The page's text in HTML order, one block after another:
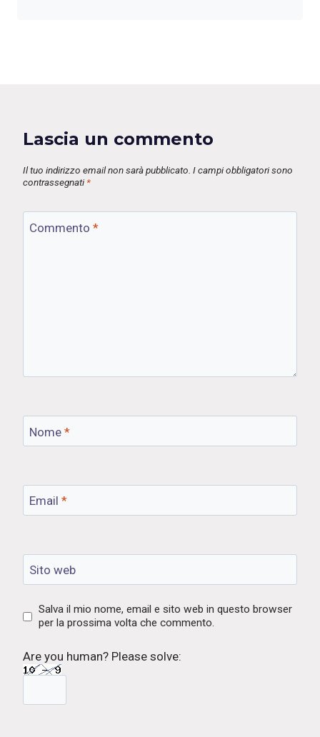
Lascia un commento
Il tuo indirizzo email non sarà pubblicato. I campi obbligatori sono
contrassegnati *
Commento *
Nome *
Email *
Sito web
Salva il mio nome, email e sito web in questo browser
per la prossima volta che commento.
Are you human? Please solve: